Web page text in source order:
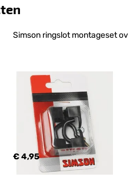
Simson ringslot montageset ov
€ 4,95